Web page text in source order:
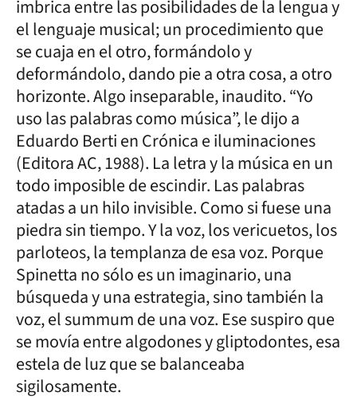
imbrica entre las posibilidades de la lengua y
el lenguaje musical; un procedimiento que
se cuaja en el otro, formándolo y
deformándolo, dando pie a otra cosa, a otro
horizonte. Algo inseparable, inaudito. “Yo
uso las palabras como música”, le dijo a
Eduardo Berti en Crónica e iluminaciones
(Editora AC, 1988). La letra y la música en un
todo imposible de escindir. Las palabras
atadas a un hilo invisible. Como si fuese una
piedra sin tiempo. Y la voz, los vericuetos, los
parloteos, la templanza de esa voz. Porque
Spinetta no sólo es un imaginario, una
búsqueda y una estrategia, sino también la
voz, el summum de una voz. Ese suspiro que
se movía entre algodones y gliptodontes, esa
estela de luz que se balanceaba
sigilosamente.